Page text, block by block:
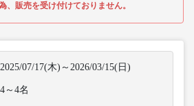
、販売を受け付けておりません。
2025/07/17(木)～2026/03/15(日)
4～4名